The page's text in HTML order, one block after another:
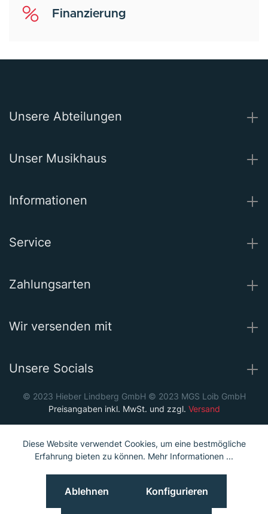
Finanzierung
Unsere Abteilungen
Unser Musikhaus
Informationen
Service
Zahlungsarten
Wir versenden mit
Unsere Socials
© 2023 Hieber Lindberg GmbH © 2023 MGS Loib GmbH
Preisangaben inkl. MwSt. und zzgl. Versand
Diese Website verwendet Cookies, um eine bestmögliche
Erfahrung bieten zu können. Mehr Informationen ...
Ablehnen Konfigurieren